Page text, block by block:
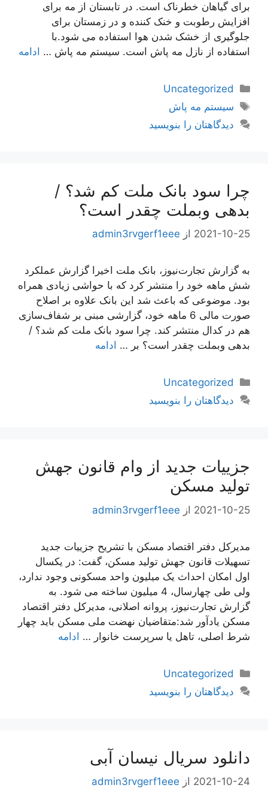
برای گیاهان خطرناک است. در تابستان از مه برای
افزایش رطوبت و خنک کننده و در زمستان برای
جلوگیری از خشک شدن هوا استفاده می شود.با
استفاده از نازل مه پاش است. سیستم مه پاش … ادامه
دسته‌ها
Uncategorized
برچسب‌ها
سیستم مه پاش
دیدگاهتان را بنویسید
چرا سود بانک ملت کم شد؟ /
بدهی وبملت چقدر است؟
2021-10-25 از admin3rvgerf1eee
به گزارش تجارت‌نیوز، بانک ملت اخیرا گزارش عملکرد
شش ماهه خود را منتشر کرد که با حواشی زیادی همراه
بود. موضوعی که باعث شد این بانک علاوه بر اصلاح
صورت مالی 6 ماهه خود، گزارشی مبنی بر شفاف‌سازی
هم در کدال منتشر کند. چرا سود بانک ملت کم شد؟ /
بدهی وبملت چقدر است؟ بر … ادامه
دسته‌ها
Uncategorized
دیدگاهتان را بنویسید
جزيیات جدید از وام قانون جهش
تولید مسکن
2021-10-25 از admin3rvgerf1eee
مدیرکل دفتر اقتصاد مسکن با تشریح جزيیات جدید
تسهیلات قانون جهش تولید مسکن،‌ گفت: در یکسال
اول امکان احداث یک میلیون واحد مسکونی وجود ندارد،
ولی طی چهارسال، 4 میلیون ساخته می شود. به
گزارش تجارت‌نیوز، پروانه اصلانی، مدیرکل دفتر اقتصاد
مسکن یادآور شد:‌متقاضیان نهضت ملی مسکن باید چهار
شرط اصلی، تاهل یا سرپرست خانوار … ادامه
دسته‌ها
Uncategorized
دیدگاهتان را بنویسید
دانلود سریال نیسان آبی
2021-10-24 از admin3rvgerf1eee